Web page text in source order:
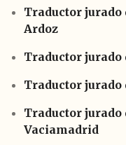
Traductor jurado
Ardoz
Traductor jurado
Traductor jurado
Traductor jurado
Vaciamadrid